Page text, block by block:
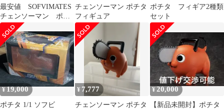
最安値 SOFVIMATES
チェンソーマン ポチ
タ ソフビ フィギュ
ア
チェンソーマン ポチタ
フィギュア
ポチタ フィギア2種類
セット
¥19,000
ポチタ 1/1 ソフビ
¥ 7,777
チェンソーマン ポチタ
¥ 20,000
【新品未開封】ポチタ